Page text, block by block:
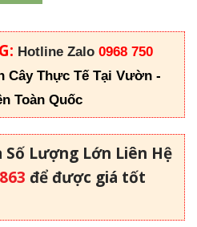
Hotline Zalo 0968 750
Cây Thực Tế Tại Vườn -
Toàn Quốc
Lượng Lớn Liên Hệ
để được giá tốt